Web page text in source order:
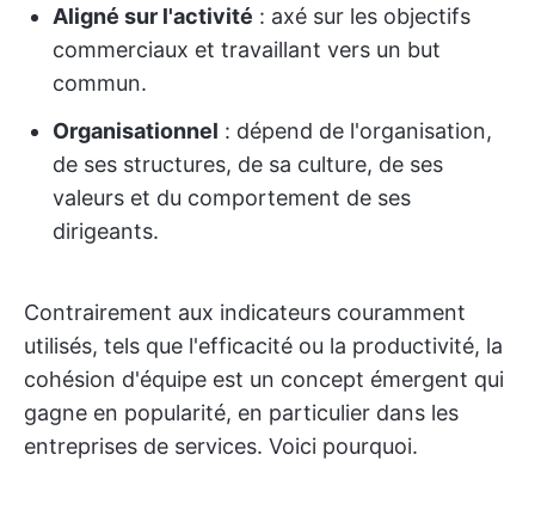
Aligné sur l'activité : axé sur les objectifs
commerciaux et travaillant vers un but
commun.
Organisationnel : dépend de l'organisation,
de ses structures, de sa culture, de ses
valeurs et du comportement de ses
dirigeants.
Contrairement aux indicateurs couramment
utilisés, tels que l'efficacité ou la productivité, la
cohésion d'équipe est un concept émergent qui
gagne en popularité, en particulier dans les
entreprises de services. Voici pourquoi.